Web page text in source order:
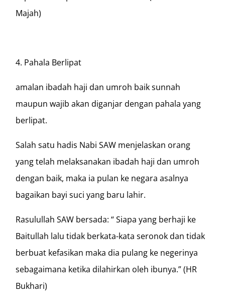
Majah)
4. Pahala Berlipat
amalan ibadah haji dan umroh baik sunnah
maupun wajib akan diganjar dengan pahala yang
berlipat.
Salah satu hadis Nabi SAW menjelaskan orang
yang telah melaksanakan ibadah haji dan umroh
dengan baik, maka ia pulan ke negara asalnya
bagaikan bayi suci yang baru lahir.
Rasulullah SAW bersada: “ Siapa yang berhaji ke
Baitullah lalu tidak berkata-kata seronok dan tidak
berbuat kefasikan maka dia pulang ke negerinya
sebagaimana ketika dilahirkan oleh ibunya.” (HR
Bukhari)